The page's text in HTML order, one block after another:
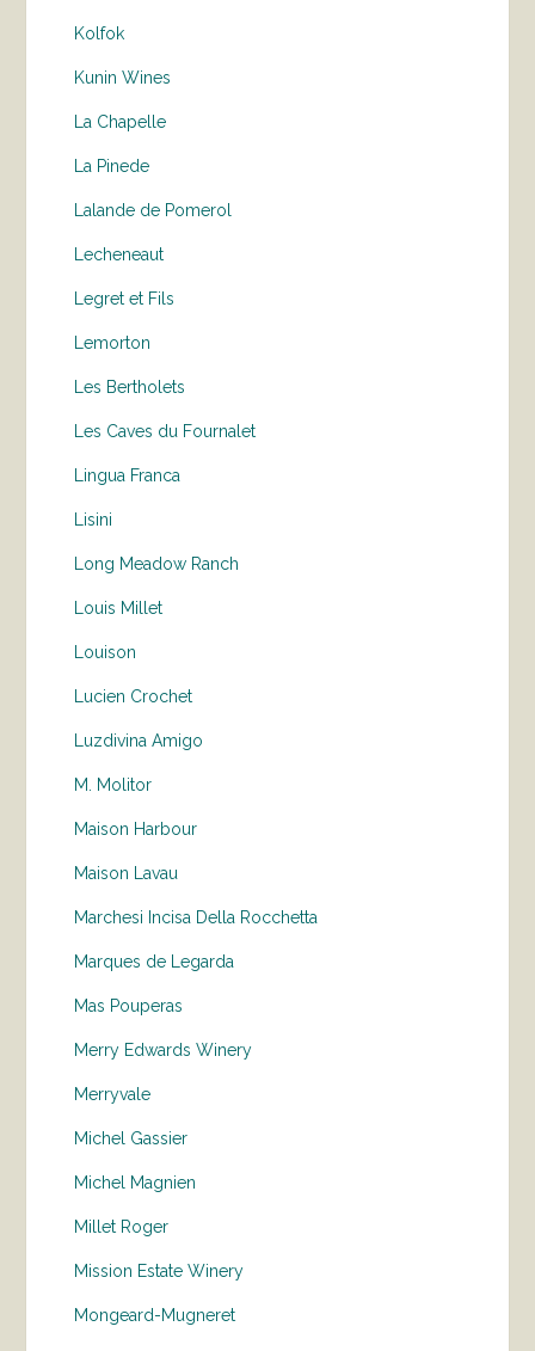
Kolfok
Kunin Wines
La Chapelle
La Pinede
Lalande de Pomerol
Lecheneaut
Legret et Fils
Lemorton
Les Bertholets
Les Caves du Fournalet
Lingua Franca
Lisini
Long Meadow Ranch
Louis Millet
Louison
Lucien Crochet
Luzdivina Amigo
M. Molitor
Maison Harbour
Maison Lavau
Marchesi Incisa Della Rocchetta
Marques de Legarda
Mas Pouperas
Merry Edwards Winery
Merryvale
Michel Gassier
Michel Magnien
Millet Roger
Mission Estate Winery
Mongeard-Mugneret